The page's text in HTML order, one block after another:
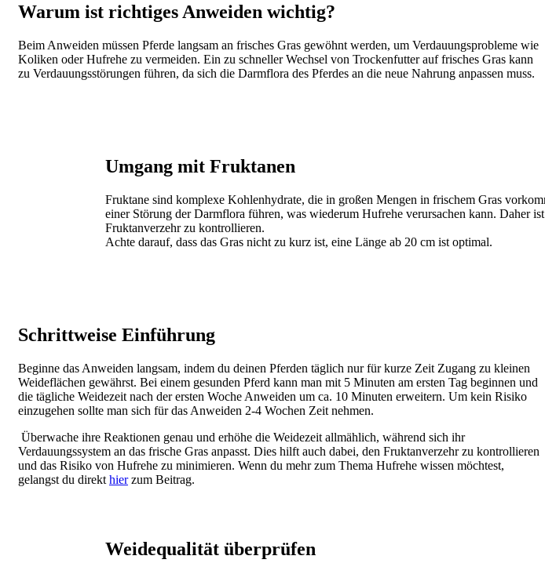
Warum ist richtiges Anweiden wichtig?
Beim Anweiden müssen Pferde langsam an frisches Gras gewöhnt werden, um Verdauungsprobleme wie
Koliken oder Hufrehe zu vermeiden. Ein zu schneller Wechsel von Trockenfutter auf frisches Gras kann
zu Verdauungsstörungen führen, da sich die Darmflora des Pferdes an die neue Nahrung anpassen muss.
Umgang mit Fruktanen
Fruktane sind komplexe Kohlenhydrate, die in großen Mengen in frischem Gras
einer Störung der Darmflora führen, was wiederum Hufrehe verursachen kann. Daher
Fruktanverzehr zu kontrollieren.
Achte darauf, dass das Gras nicht zu kurz ist, eine Länge ab 20 cm ist optimal.
Schrittweise Einführung
Beginne das Anweiden langsam, indem du deinen Pferden täglich nur für kurze Zeit Zugang zu kleinen
Weideflächen gewährst. Bei einem gesunden Pferd kann man mit 5 Minuten am ersten Tag beginnen und
die tägliche Weidezeit nach der ersten Woche Anweiden um ca. 10 Minuten erweitern. Um kein Risiko
einzugehen sollte man sich für das Anweiden 2-4 Wochen Zeit nehmen.
Überwache ihre Reaktionen genau und erhöhe die Weidezeit allmählich, während sich ihr
Verdauungssystem an das frische Gras anpasst. Dies hilft auch dabei, den Fruktanverzehr zu kontrollieren
und das Risiko von Hufrehe zu minimieren. Wenn du mehr zum Thema Hufrehe wissen möchtest,
gelangst du direkt hierzum Beitrag.
Weidequalität überprüfen